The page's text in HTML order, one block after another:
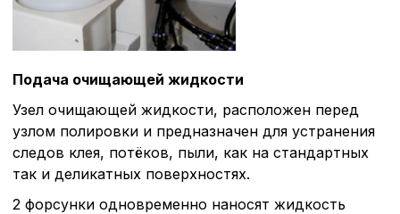
Подача очищающей жидкости
Узел очищающей жидкости, расположен перед
узлом полировки и предназначен для устранения
следов клея, потёков, пыли, как на стандартных
так и деликатных поверхностях.
2 форсунки одновременно наносят жидкость